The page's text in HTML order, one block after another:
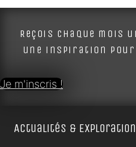
Alternative:
Reçois chaque mois
une inspiration
Je m'inscris !
Actualités &